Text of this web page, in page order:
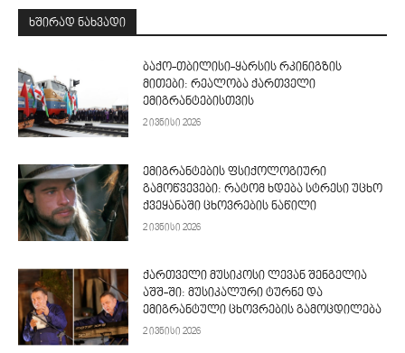
ᲮᲨᲘᲠᲐᲓ ᲜᲐᲮᲕᲐᲓᲘ
ბაქო-თბილისი-ყარსის რკინიგზის
მითები: რეალობა ქართველი
ემიგრანტებისთვის
2 ივნისი 2026
ემიგრანტების ფსიქოლოგიური
გამოწვევები: რატომ ხდება სტრესი უცხო
ქვეყანაში ცხოვრების ნაწილი
2 ივნისი 2026
ქართველი მუსიკოსი ლევან შენგელია
აშშ-ში: მუსიკალური ტურნე და
ემიგრანტული ცხოვრების გამოცდილება
2 ივნისი 2026